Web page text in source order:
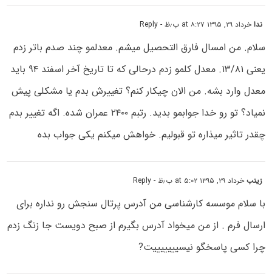
نداخرداد ۲۹, ۱۳۹۵ at ۸:۲۷ ب٫ظ - Reply
سلام. من امسال فارق التحصیل میشم. معدلمو چند صدم باتر زدم
یعنی ۱۳/۸۱. معدل کلمو زدم درحالی که تا تاریخ آخر اسفند ۹۴ باید
معدل وارد بشه. من الان چیکار کنم؟ تغییرش بدم یا مشکلی پیش
نمیاد؟ تو رو خدا جوابمو بدید. رتبم ۲۴۰۰ عمران شده. اگه تغییر بدم
چقدر تاثیر میذاره تو قبولیم. خواهش میکنم یکی جواب بده
زینبخرداد ۲۹, ۱۳۹۵ at ۵:۰۲ ب٫ظ - Reply
با سلام موسسه کارشناسی من آدرس پرتال سنجش رو نداره برای
ارسال فرم . از من میخواد آدرس بگیرم از صبح دویست جا زنگ زدم
چرا کسی پاسخگو نیسیییییییت?